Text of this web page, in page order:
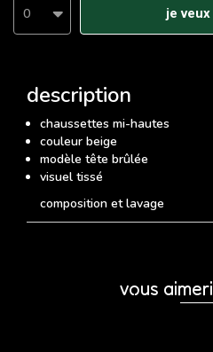
0 je
description
chaussettes mi-hautes
couleur beige
modèle tête brûlée
visuel tissé
composition et lavage
vous